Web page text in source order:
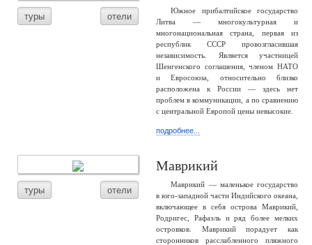
туры отели
Южное прибалтийское государство
Литва — многокультурная и
многонациональная страна, первая из
республик СССР провозгласившая
независимость. Является участницей
Шенгенского соглашения, членом НАТО
и Евросоюза, относительно близко
расположена к России — здесь нет
проблем в коммуникации, а по сравнению
с центральной Европой цены невысокие.
подробнее...
туры отели
Маврикий
Маврикий — маленькое государство
в юго-западной части Индийского океана,
включающее в себя острова Маврикий,
Родригес, Рафаэль и ряд более мелких
островков. Маврикий порадует как
сторонников расслабленного пляжного